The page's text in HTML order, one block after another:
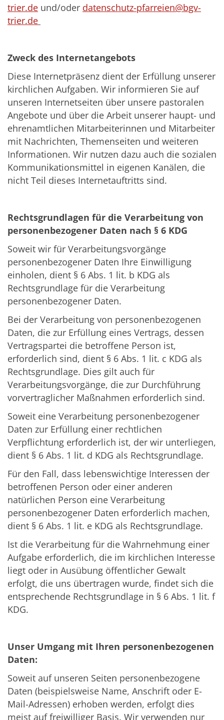
trier.de und/oder datenschutz-pfarreien@bgv-
trier.de
Zweck des Internetangebots
Diese Internetpräsenz dient der Erfüllung unserer
kirchlichen Aufgaben. Wir informieren Sie auf
unseren Internetseiten über unsere pastoralen
Angebote und über die Arbeit unserer haupt- und
ehrenamtlichen Mitarbeiterinnen und Mitarbeiter
mit Nachrichten, Themenseiten und weiteren
Informationen. Wir nutzen dazu auch die sozialen
Kommunikationsmittel in eigenen Kanälen, die
nicht Teil dieses Internetauftritts sind.
Rechtsgrundlagen für die Verarbeitung von
personenbezogener Daten nach § 6 KDG
Soweit wir für Verarbeitungsvorgänge
personenbezogener Daten Ihre Einwilligung
einholen, dient § 6 Abs. 1 lit. b KDG als
Rechtsgrundlage für die Verarbeitung
personenbezogener Daten.
Bei der Verarbeitung von personenbezogenen
Daten, die zur Erfüllung eines Vertrags, dessen
Vertragspartei die betroffene Person ist,
erforderlich sind, dient § 6 Abs. 1 lit. c KDG als
Rechtsgrundlage. Dies gilt auch für
Verarbeitungsvorgänge, die zur Durchführung
vorvertraglicher Maßnahmen erforderlich sind.
Soweit eine Verarbeitung personenbezogener
Daten zur Erfüllung einer rechtlichen
Verpflichtung erforderlich ist, der wir unterliegen,
dient § 6 Abs. 1 lit. d KDG als Rechtsgrundlage.
Für den Fall, dass lebenswichtige Interessen der
betroffenen Person oder einer anderen
natürlichen Person eine Verarbeitung
personenbezogener Daten erforderlich machen,
dient § 6 Abs. 1 lit. e KDG als Rechtsgrundlage.
Ist die Verarbeitung für die Wahrnehmung einer
Aufgabe erforderlich, die im kirchlichen Interesse
liegt oder in Ausübung öffentlicher Gewalt
erfolgt, die uns übertragen wurde, findet sich die
entsprechende Rechtsgrundlage in § 6 Abs. 1 lit. f
KDG.
Unser Umgang mit Ihren personenbezogenen
Daten:
Soweit auf unseren Seiten personenbezogene
Daten (beispielsweise Name, Anschrift oder E-
Mail-Adressen) erhoben werden, erfolgt dies
meist auf freiwilliger Basis. Wir verwenden nur